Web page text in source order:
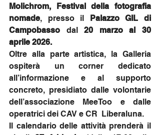
Molichrom, Festival della fotografia
nomade, presso il Palazzo GIL di
Campobasso dal 20 marzo al 30
aprile 2026.
Oltre alla parte artistica, la Galleria
ospiterà un corner dedicato
all’informazione e al supporto
concreto, presidiato dalle volontarie
dell’associazione MeeToo e dalle
operatrici dei CAV e CR  Liberaluna.
Il calendario delle attività prenderà il